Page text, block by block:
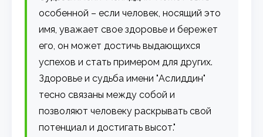
особенной – если человек, носящий это
имя, уважает свое здоровье и бережет
его, он может достичь выдающихся
успехов и стать примером для других.
Здоровье и судьба имени "Аслиддин"
тесно связаны между собой и
позволяют человеку раскрывать свой
потенциал и достигать высот."